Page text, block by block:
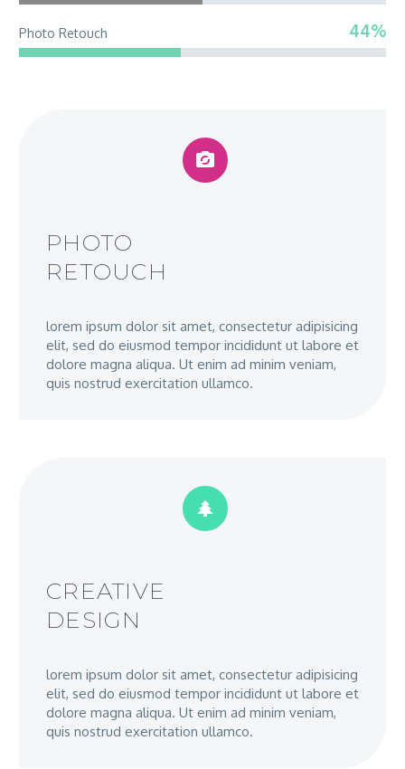
Photo Retouch 44%


PHOTO
RETOUCH
lorem ipsum dolor sit amet, consectetur adipisicing
elit, sed do eiusmod tempor incididunt ut labore et
dolore magna aliqua. Ut enim ad minim veniam,
quis nostrud exercitation ullamco.


CREATIVE
DESIGN
lorem ipsum dolor sit amet, consectetur adipisicing
elit, sed do eiusmod tempor incididunt ut labore et
dolore magna aliqua. Ut enim ad minim veniam,
quis nostrud exercitation ullamco.